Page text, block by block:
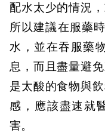
配水太少的情況
所以建議在服藥
水，並在吞服藥
息，而且盡量避
是太酸的食物與
感，應該盡速就
害。